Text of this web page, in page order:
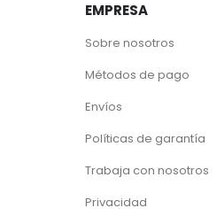
EMPRESA
Sobre nosotros
Métodos de pago
Envíos
Políticas de garantía
Trabaja con nosotros
Privacidad